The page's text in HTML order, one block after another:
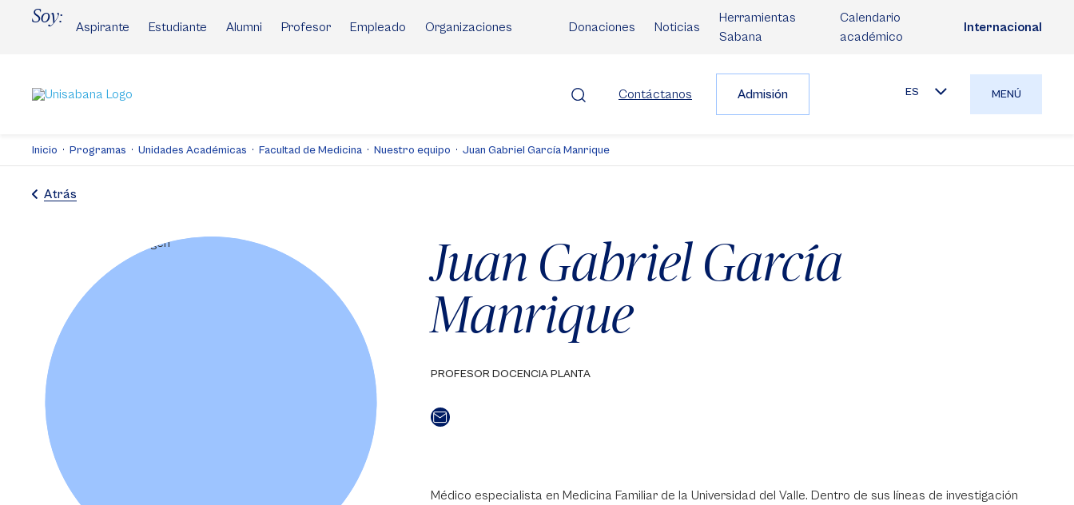
Soy:
Aspirante Estudiante Alumni Profesor Empleado Organizaciones Donaciones Noticias
Herramientas
Sabana
Calendario
académico
Internacional
Contáctanos Admisión ES MENÚ
Inicio Programas Unidades Académicas Facultad de Medicina Nuestro equipo Juan Gabriel García Manrique
Atrás
Juan Gabriel García
Manrique
PROFESOR DOCENCIA PLANTA
Médico especialista en Medicina Familiar de la Universidad del Valle. Dentro de sus líneas de investigación